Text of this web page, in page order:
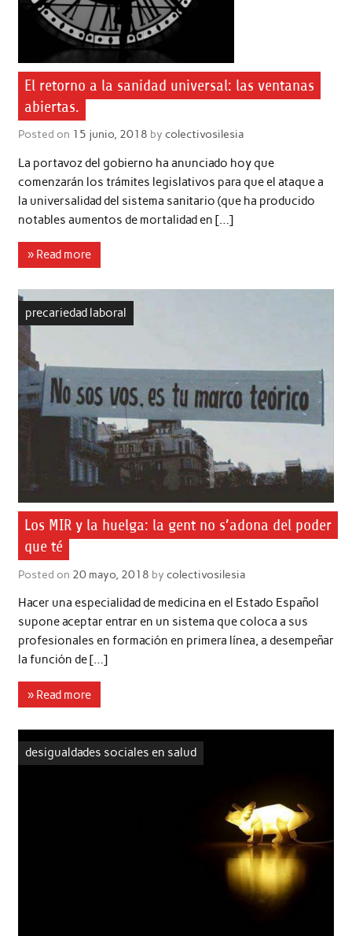
El retorno a la sanidad universal: las ventanas
abiertas.
Posted on 15 junio, 2018 by colectivosilesia
La portavoz del gobierno ha anunciado hoy que
comenzarán los trámites legislativos para que el ataque a
la universalidad del sistema sanitario (que ha producido
notables aumentos de mortalidad en […]
» Read more
precariedad laboral
Los MIR y la huelga: la gent no s’adona del poder
que té
Posted on 20 mayo, 2018 by colectivosilesia
Hacer una especialidad de medicina en el Estado Español
supone aceptar entrar en un sistema que coloca a sus
profesionales en formación en primera línea, a desempeñar
la función de […]
» Read more
desigualdades sociales en salud